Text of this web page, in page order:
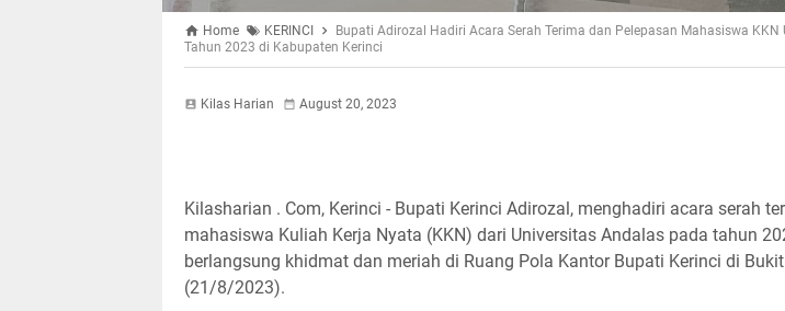
Home KERINCI
Bupati Adirozal Hadiri Acara Serah Terima dan Pelepasan Mahasiswa
Tahun 2023 di Kabupaten Kerinci
Kilas Harian August 20, 2023
Kilasharian . Com, Kerinci - Bupati Kerinci Adirozal, menghadiri acara serah
mahasiswa Kuliah Kerja Nyata (KKN) dari Universitas Andalas pada tahun
berlangsung khidmat dan meriah di Ruang Pola Kantor Bupati Kerinci di
(21/8/2023).